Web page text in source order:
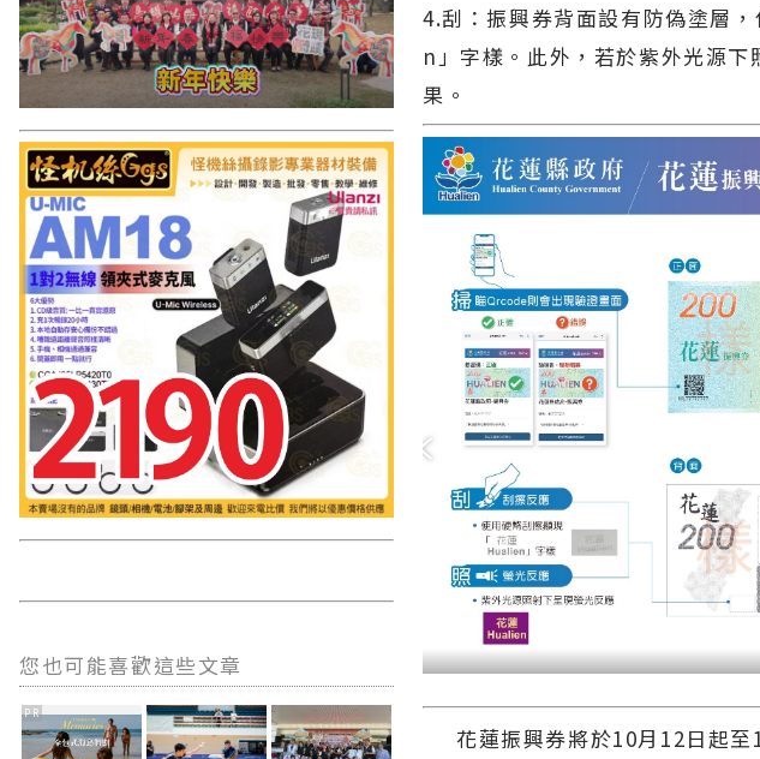
您也可能喜歡這些文章
PR
4.刮：振興券背面設有防偽塗層
n」字樣。此外，若於紫外光源
果。
花蓮振興券將於10月12日起至